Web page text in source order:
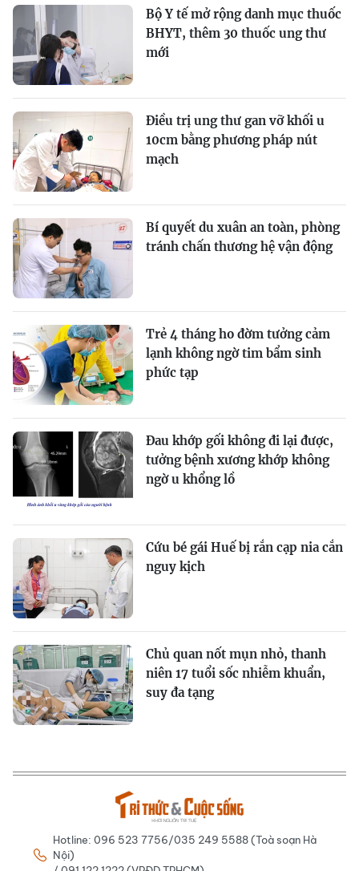
Bộ Y tế mở rộng danh mục thuốc
BHYT, thêm 30 thuốc ung thư
mới
Điều trị ung thư gan vỡ khối u
10cm bằng phương pháp nút
mạch
Bí quyết du xuân an toàn, phòng
tránh chấn thương hệ vận động
Trẻ 4 tháng ho đờm tưởng cảm
lạnh không ngờ tim bẩm sinh
phức tạp
Đau khớp gối không đi lại được,
tưởng bệnh xương khớp không
ngờ u khổng lồ
Cứu bé gái Huế bị rắn cạp nia cắn
nguy kịch
Chủ quan nốt mụn nhỏ, thanh
niên 17 tuổi sốc nhiễm khuẩn,
suy đa tạng
Hotline: 096 523 7756/035 249 5588 (Toà soạn Hà
Nội)